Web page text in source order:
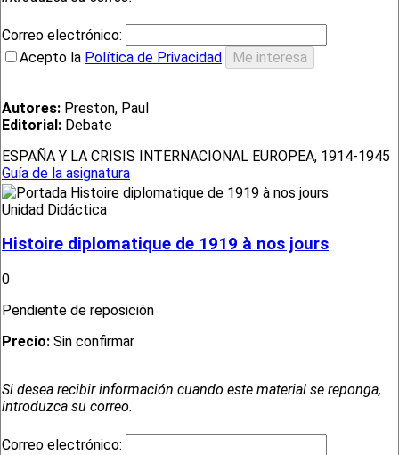
Correo electrónico:
Acepto la Política de Privacidad
Autores: Preston, Paul
Editorial: Debate
ESPAÑA Y LA CRISIS INTERNACIONAL EUROPEA, 1914-1945
Guía de la asignatura
Unidad Didáctica
Histoire diplomatique de 1919 à nos jours
0
Pendiente de reposición
Precio: Sin confirmar
Si desea recibir información cuando este material se reponga,
introduzca su correo.
Correo electrónico: